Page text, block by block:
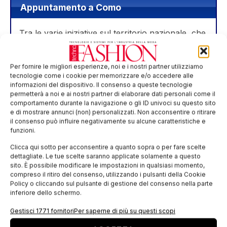
Per fornire le migliori esperienze, noi e i nostri partner utilizziamo
tecnologie come i cookie per memorizzare e/o accedere alle
informazioni del dispositivo. Il consenso a queste tecnologie
permetterà a noi e ai nostri partner di elaborare dati personali come il
comportamento durante la navigazione o gli ID univoci su questo sito
e di mostrare annunci (non) personalizzati. Non acconsentire o ritirare
il consenso può influire negativamente su alcune caratteristiche e
funzioni.
Clicca qui sotto per acconsentire a quanto sopra o per fare scelte
dettagliate. Le tue scelte saranno applicate solamente a questo
sito. È possibile modificare le impostazioni in qualsiasi momento,
compreso il ritiro del consenso, utilizzando i pulsanti della Cookie
Policy o cliccando sul pulsante di gestione del consenso nella parte
inferiore dello schermo.
Gestisci 1771 fornitoriPer saperne di più su questi scopi
Appuntamento a Como
Tra le varie iniziative sul territorio nazionale, che
si declinano in maniera differente in ogni città, ne
presentiamo una in particolare.
A Como, sabato 26 ottobre, dalle 18:30 a
mezzanotte l’Istituto Setificio Paolo Carcano
aprirà le porte a cittadini, famiglie e studenti per
raccontare i programmi formativi e permettere di
osservare da vicino le creazioni degli studenti.
Le “Notti della Moda” sono un importante
momento diincontro tra il sistema educativo e
i cittadini: attraverso l’esposizione delle
collezioni realizzate, infatti, viene valorizzato il
lavoro svolto da studenti e insegnanti, in un